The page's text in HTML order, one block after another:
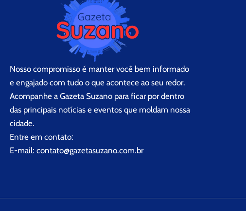
Nosso compromisso é manter você bem informado
e engajado com tudo o que acontece ao seu redor.
Acompanhe a Gazeta Suzano para ficar por dentro
das principais notícias e eventos que moldam nossa
cidade.
Entre em contato:
E-mail: contato@gazetasuzano.com.br